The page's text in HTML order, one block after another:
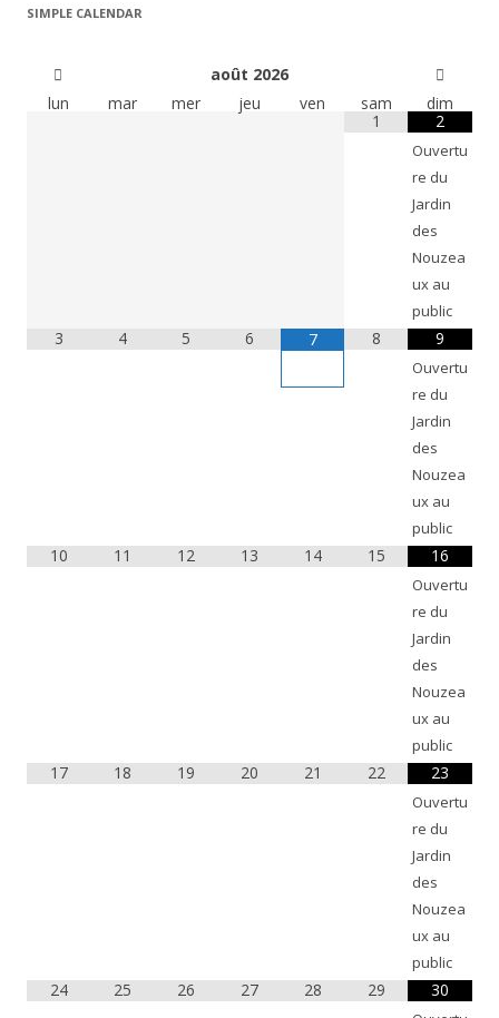
SIMPLE CALENDAR
août 2026
lun
mar mer jeu ven sam
dim
1
2
Ouvertu
re du
Jardin
des
Nouzea
ux au
public
3 4 5 6 7 8 9
Ouvertu
re du
Jardin
des
Nouzea
ux au
public
10 11 12 13 14 15 16
Ouvertu
re du
Jardin
des
Nouzea
ux au
public
17 18 19 20 21 22 23
Ouvertu
re du
Jardin
des
Nouzea
ux au
public
24 25 26 27 28 29 30